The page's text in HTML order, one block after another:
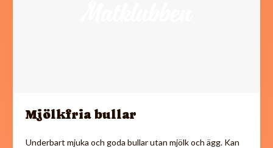
Mjölkfria bullar
Underbart mjuka och goda bullar utan mjölk och ägg. Kan